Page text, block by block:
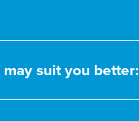
suit you better: